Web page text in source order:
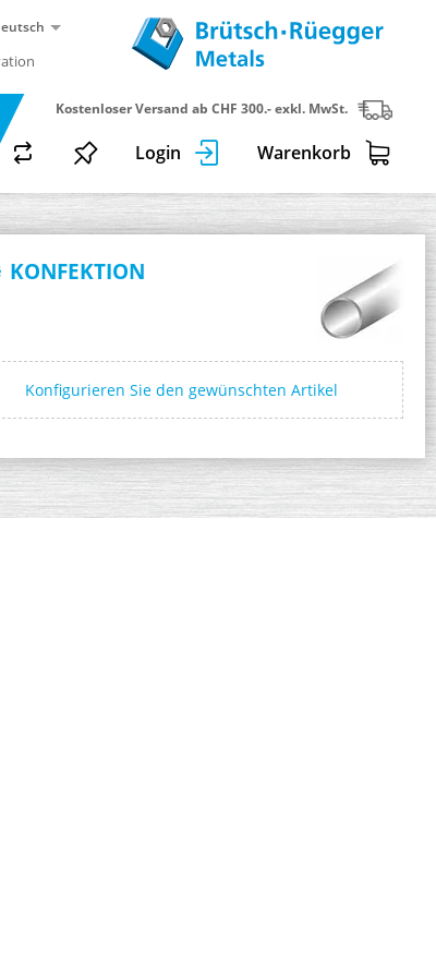
Kostenloser Versand ab CHF 300.- exkl. MwSt.
Login Warenkorb
KONFEKTION
Konfigurieren Sie den gewünschten Artikel